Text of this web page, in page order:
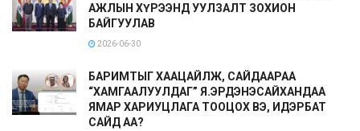
АЖЛЫН ХҮРЭЭНД УУЛЗАЛТ ЗОХИОН
БАЙГУУЛАВ
2026-06-30
БАРИМТЫГ ХААЦАЙЛЖ, САЙДААРАА
“ХАМГААЛУУЛДАГ” Я.ЭРДЭНЭСАЙХАНДАА
ЯМАР ХАРИУЦЛАГА ТООЦОХ ВЭ, ИДЭРБАТ
САЙД АА?